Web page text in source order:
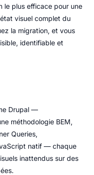
le plus efficace pour une
visuel complet du
la migration, et vous
identifiable et
Drupal —
méthodologie BEM,
Queries,
natif — chaque
inattendus sur des